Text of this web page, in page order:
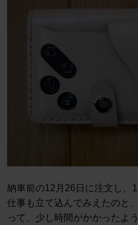
納車前の12月26日に注文し、1
仕事も立て込んでみえたのと
って、少し時間がかかったよう